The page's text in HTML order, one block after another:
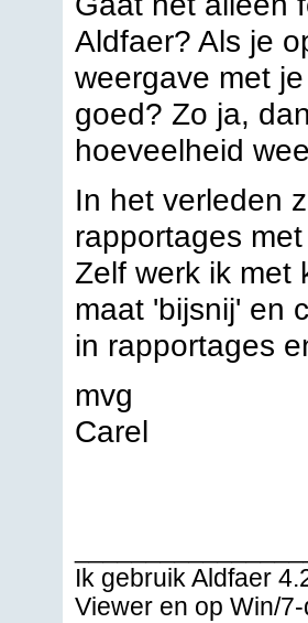
Aldfaer? Als je
weergave met
goed? Zo ja,
hoeveelheid
In het verleden
rapportages
Zelf werk ik met
maat 'bijsnij' en
in rapportages
mvg
Carel
Ik gebruik Aldfaer
Viewer en op Win/